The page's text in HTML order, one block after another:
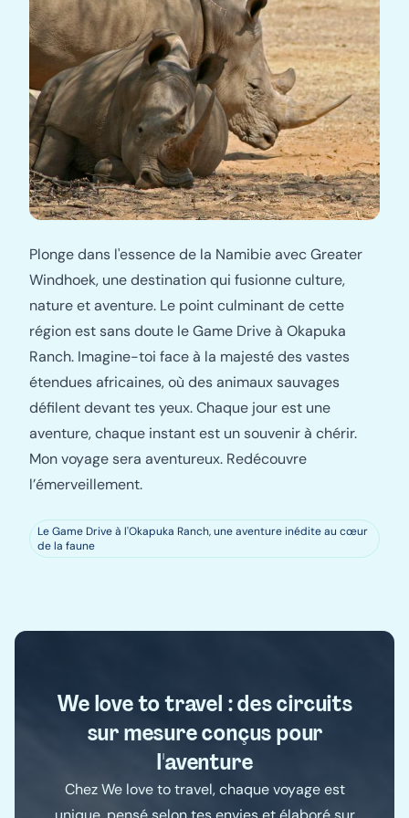
Plonge dans l'essence de la Namibie avec Greater
Windhoek, une destination qui fusionne culture,
nature et aventure. Le point culminant de cette
région est sans doute le Game Drive à Okapuka
Ranch. Imagine-toi face à la majesté des vastes
étendues africaines, où des animaux sauvages
défilent devant tes yeux. Chaque jour est une
aventure, chaque instant est un souvenir à chérir.
Mon voyage sera aventureux. Redécouvre
l’émerveillement.
Le Game Drive à l'Okapuka Ranch, une aventure inédite au cœur
de la faune
We love to travel : des circuits
sur mesure conçus pour
l'aventure
Chez We love to travel, chaque voyage est